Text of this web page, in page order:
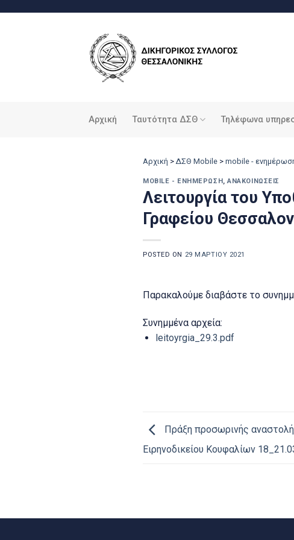
Αρχική Ταυτότητα ΔΣΘ Τηλέφωνα
Αρχική > ΔΣΘ Mobile > mobile -
MOBILE - ΕΝΗΜΈΡΩΣΗ,ΑΝΑΚΟΙΝΏΣΕΙΣ
Λειτουργία του
Γραφείου
POSTED ON 29 ΜΑΡΤΊΟΥ 2021
Παρακαλούμε διαβάστε το
Συνημμένα αρχεία:
leitoyrgia_29.3.pdf
Πράξη προσωρινής
Ειρηνοδικείου Κουφαλίων